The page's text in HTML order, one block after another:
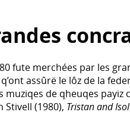
fute merchées par les
assûrë le lôz de la
muziqes de qheuqes payiz
Stivell (1980), Tristan and